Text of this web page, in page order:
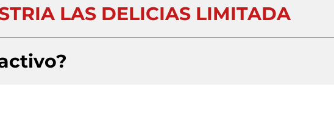
LAS DELICIAS LIMITADA